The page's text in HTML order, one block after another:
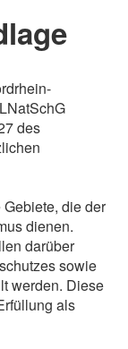
des
die der
dienen.
darüber
sowie
werden. Diese
als